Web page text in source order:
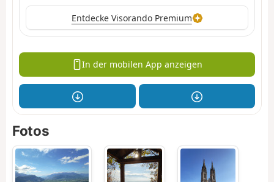
Entdecke Visorando Premium
In der mobilen App anzeigen
Fotos